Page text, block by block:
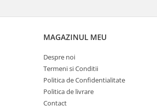
MAGAZINUL MEU
Despre noi
Termeni si Conditii
Politica de Confidentialitate
Politica de livrare
Contact